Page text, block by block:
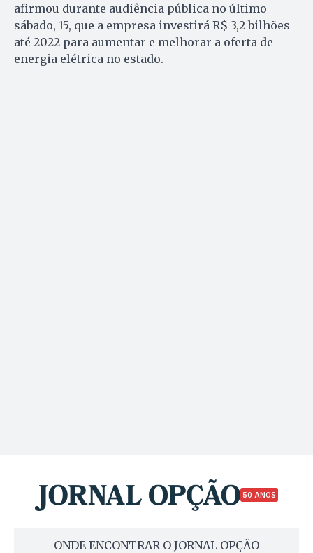
afirmou durante audiência pública no último
sábado, 15, que a empresa investirá R$ 3,2 bilhões
até 2022 para aumentar e melhorar a oferta de
energia elétrica no estado.
50 ANOS
ONDE ENCONTRAR O JORNAL OPÇÃO